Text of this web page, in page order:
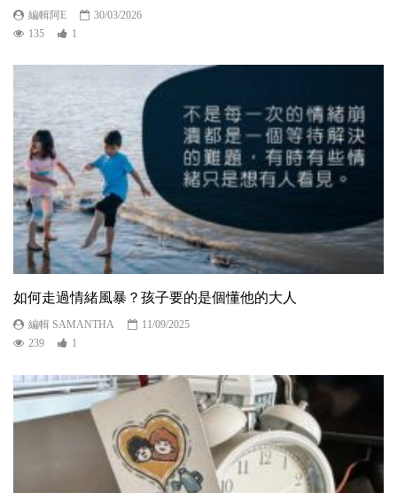
編輯阿E
30/03/2026
135
1
如何走過情緒風暴？孩子要的是個懂他的大人
編輯 SAMANTHA
11/09/2025
239
1